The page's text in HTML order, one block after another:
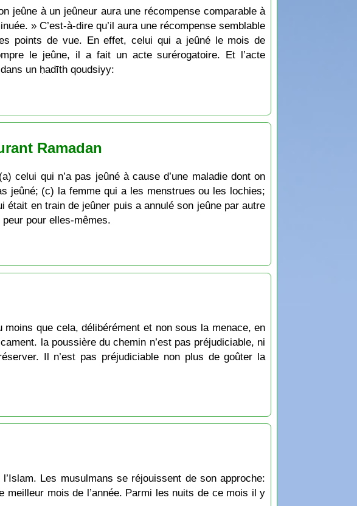
jeûne à un jeûneur aura une récompense comparable à
» C’est-à-dire qu’il aura une récompense semblable
points de vue. En effet, celui qui a jeûné le mois de
le jeûne, il a fait un acte surérogatoire. Et l’acte
un ḥadīth qoudsiyy:
Ramadan
celui qui n’a pas jeûné à cause d’une maladie dont on
jeûné; (c) la femme qui a les menstrues ou les lochies;
en train de jeûner puis a annulé son jeûne par autre
pour elles-mêmes.
que cela, délibérément et non sous la menace, en
la poussière du chemin n’est pas préjudiciable, ni
Il n’est pas préjudiciable non plus de goûter la
Les musulmans se réjouissent de son approche:
meilleur mois de l’année. Parmi les nuits de ce mois il y